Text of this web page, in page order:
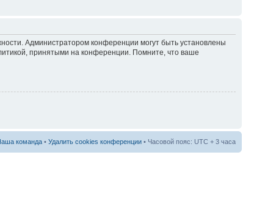
Администратором конференции могут быть установлены
принятыми на конференции. Помните, что ваше
команда • Удалить cookies конференции • Часовой пояс: UTC + 3 часа